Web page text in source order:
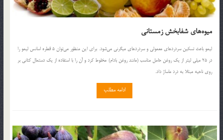
میوه‌های شفابخش زمستانی
لیمو باعث تسکین سردردهای معمولی و سردردهای میگرنی می‌شود. برای این منظور می‌توان ‌٥ قطره اسانس لیمو را
در ٢٥ میلی لیتر از یک روغن حامل مناسب (مانند روغن بادام) مخلوط کرد و آن را با استفاده از یک دستمال کتانی بر
روی ناحیه مبتلا به درد ماساژ داد.
ادامه مطلب